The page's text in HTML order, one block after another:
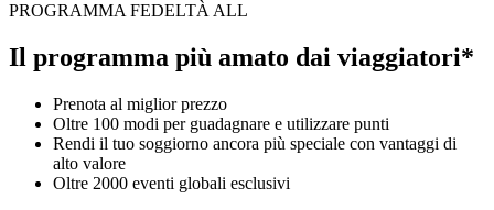
PROGRAMMA FEDELTÀ ALL
Il programma più amato dai viaggiatori*
Prenota al miglior prezzo
Oltre 100 modi per guadagnare e utilizzare punti
Rendi il tuo soggiorno ancora più speciale con vantaggi di
alto valore
Oltre 2000 eventi globali esclusivi